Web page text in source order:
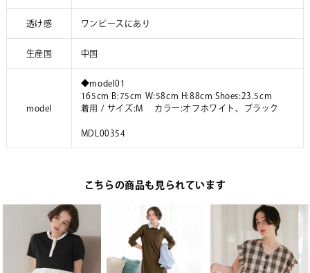
透け感 ワンピースにあり
生産国 中国
model
◆model01
165cm B:75cm W:58cm H:88cm Shoes:23.5cm
着用 / サイズ:M カラー:オフホワイト、ブラック
MDL00354
こちらの商品も見られています